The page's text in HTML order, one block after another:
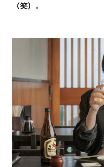
（笑）。